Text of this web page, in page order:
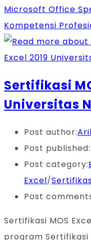
Microsoft Office
Kompetensi
Sertifikasi
Universitas
Post author:
Post published:
Post category:
Excel/
Post
Sertifikasi MOS
program